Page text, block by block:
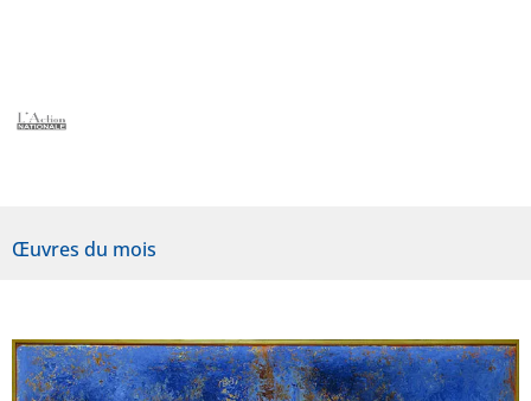
Œuvres du mois